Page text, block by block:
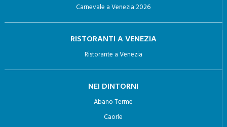
Biennale di Venezia
Mostra del Cinema
Carnevale a Venezia 2026
RISTORANTI A VENEZIA
Ristorante a Venezia
NEI DINTORNI